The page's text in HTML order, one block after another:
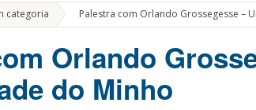
categoria » Palestra com Orlando Grossegesse –
Orlando
do Minho